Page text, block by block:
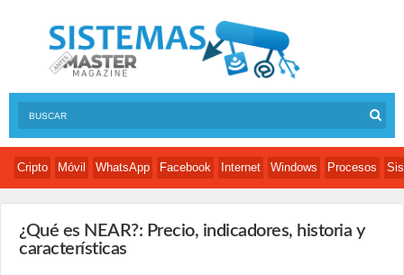
Cripto Móvil WhatsApp Facebook Internet Windows Procesos
¿Qué es NEAR?: Precio, indicadores, historia y
características